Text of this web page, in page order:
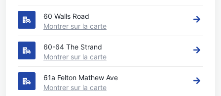
60 Walls Road
Montrer sur la carte
60-64 The Strand
Montrer sur la carte
61a Felton Mathew Ave
Montrer sur la carte